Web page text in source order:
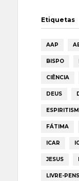
Etiquetas
AAP
BISPO
CIÊNCIA
DEUS
FÁTIMA
ICAR
JESUS
LIVRE-